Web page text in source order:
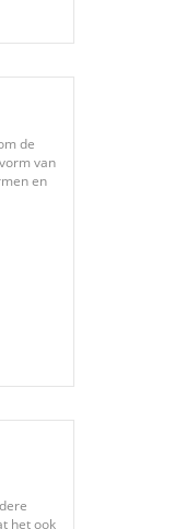
de
van
en
het ook